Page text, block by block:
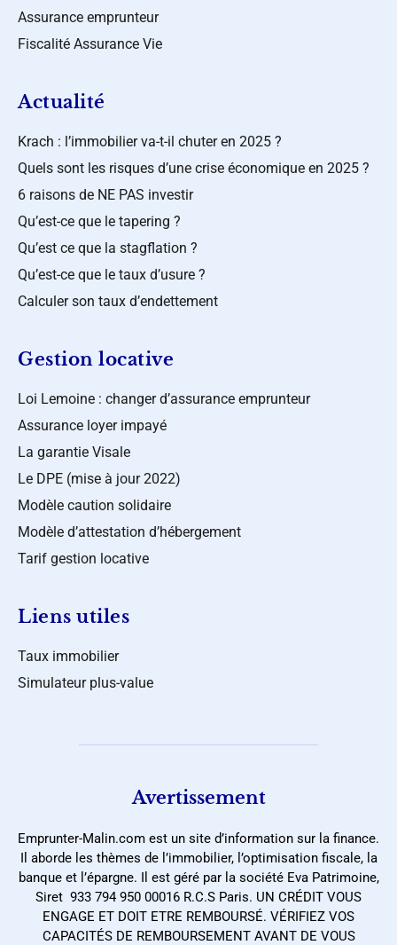
Assurance emprunteur
Fiscalité Assurance Vie
Actualité
Krach : l’immobilier va-t-il chuter en 2025 ?
Quels sont les risques d’une crise économique en 2025 ?
6 raisons de NE PAS investir
Qu’est-ce que le tapering ?
Qu’est ce que la stagflation ?
Qu’est-ce que le taux d’usure ?
Calculer son taux d’endettement
Gestion locative
Loi Lemoine : changer d’assurance emprunteur
Assurance loyer impayé
La garantie Visale
Le DPE (mise à jour 2022)
Modèle caution solidaire
Modèle d’attestation d’hébergement
Tarif gestion locative
Liens utiles
Taux immobilier
Simulateur plus-value
Avertissement
Emprunter-Malin.com est un site d’information sur la finance.
Il aborde les thèmes de l’immobilier, l’optimisation fiscale, la
banque et l’épargne. Il est géré par la société Eva Patrimoine,
Siret 933 794 950 00016 R.C.S Paris. UN CRÉDIT VOUS
ENGAGE ET DOIT ETRE REMBOURSÉ. VÉRIFIEZ VOS
CAPACITÉS DE REMBOURSEMENT AVANT DE VOUS